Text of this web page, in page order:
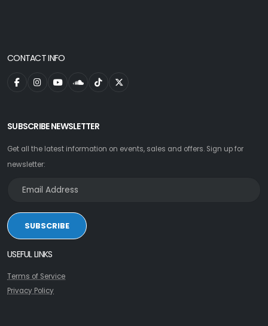
CONTACT INFO
SUBSCRIBE NEWSLETTER
Get all the latest information on events, sales and offers. Sign up for
newsletter:
SUBSCRIBE
USEFUL LINKS
Terms of Service
Privacy Policy